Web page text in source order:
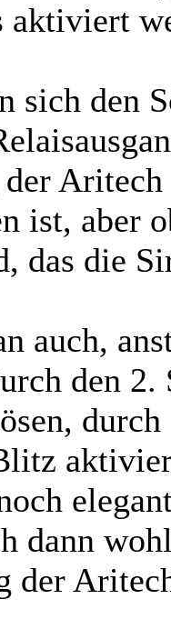
aktiviert
sich den
der
ist, aber
das die
auch,
den
dann
der